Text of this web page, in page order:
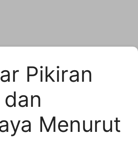
Pikiran
Menurut